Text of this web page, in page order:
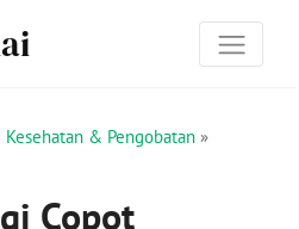
& Pengobatan »
Copot